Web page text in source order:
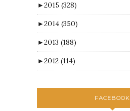
►2015 (328)
►2014 (350)
►2013 (188)
►2012 (114)
FACEBOOK